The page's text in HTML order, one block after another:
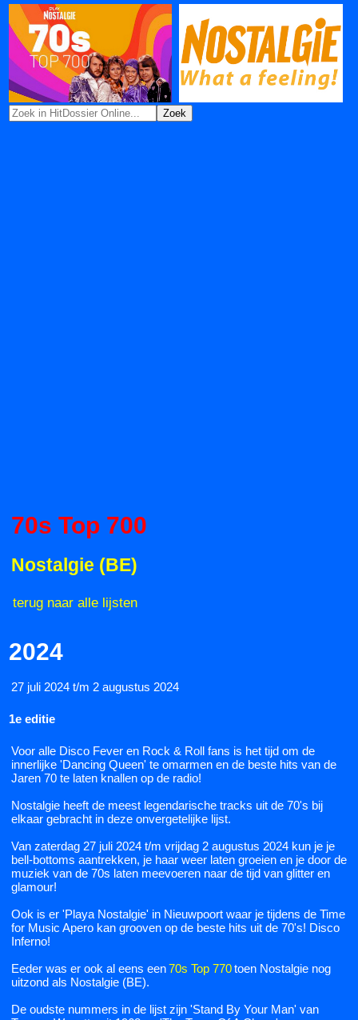
70s Top 700
Nostalgie (BE)
terug naar alle lijsten
2024
27 juli 2024 t/m 2 augustus 2024
1e editie
Voor alle Disco Fever en Rock & Roll fans is het tijd om de
innerlijke 'Dancing Queen' te omarmen en de beste hits van de
Jaren 70 te laten knallen op de radio!
Nostalgie heeft de meest legendarische tracks uit de 70's bij
elkaar gebracht in deze onvergetelijke lijst.
Van zaterdag 27 juli 2024 t/m vrijdag 2 augustus 2024 kun je je
bell-bottoms aantrekken, je haar weer laten groeien en je door de
muziek van de 70s laten meevoeren naar de tijd van glitter en
glamour!
Ook is er 'Playa Nostalgie' in Nieuwpoort waar je tijdens de Time
for Music Apero kan grooven op de beste hits uit de 70's! Disco
Inferno!
Eeder was er ook al eens een70s Top 770toen Nostalgie nog
uitzond als Nostalgie (BE).
De oudste nummers in de lijst zijn 'Stand By Your Man' van